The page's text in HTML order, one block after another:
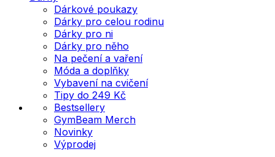
Dárkové poukazy
Dárky pro celou rodinu
Dárky pro ni
Dárky pro něho
Na pečení a vaření
Móda a doplňky
Vybavení na cvičení
Tipy do 249 Kč
Bestsellery
GymBeam Merch
Novinky
Výprodej